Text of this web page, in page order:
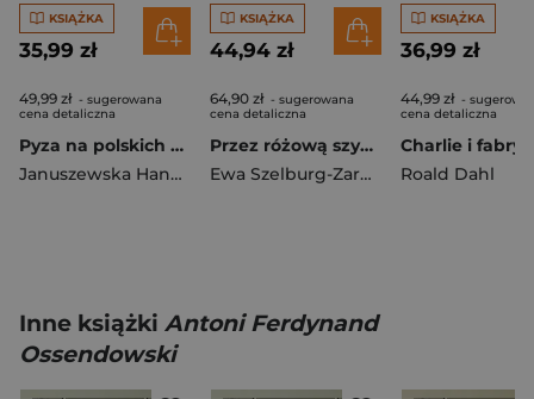
KSIĄŻKA
35,99 zł
49,99 zł - sugerowana
cena detaliczna
Pyza na polskich dróżkach
Januszewska Hanna
KSIĄŻKA
44,94 zł
64,90 zł - sugerowana
cena detaliczna
Przez różową szybkę
Ewa Szelburg-Zarembina
KSIĄŻKA
36,99 zł
44,99 zł -
cena detaliczna
Roald Dahl
Inne książki Antoni Ferdynand
Ossendowski